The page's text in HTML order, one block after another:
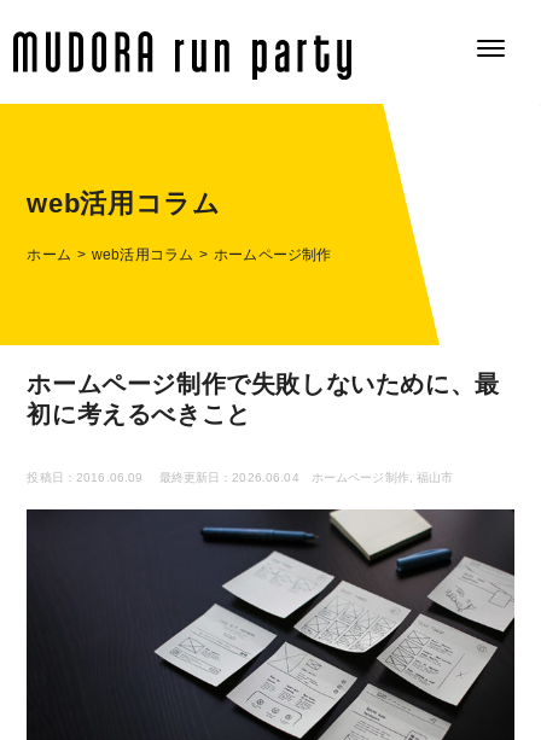
web活用コラム
ホーム web活用コラム ホームページ制作
ホームページ制作で失敗しないために、最
初に考えるべきこと
投稿日：2016.06.09 最終更新日：2026.06.04 ホームページ制作,福山市